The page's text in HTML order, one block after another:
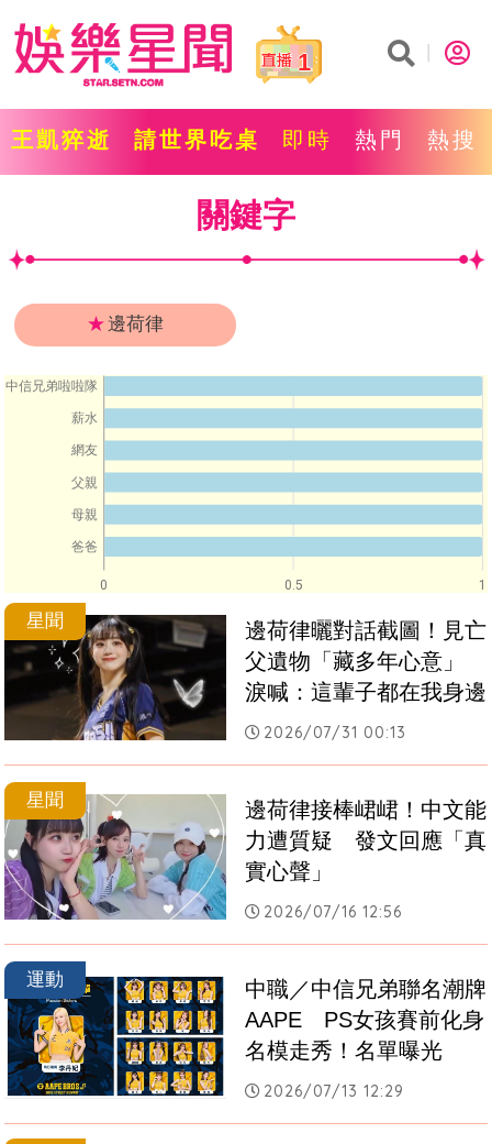
1
王凱猝逝 請世界吃桌 即時 熱門 熱搜
關鍵字
★邊荷律
0 0.5 1
中信兄弟啦啦隊
薪水
網友
父親
母親
爸爸
星聞
邊荷律曬對話截圖！見亡
父遺物「藏多年心意」
淚喊：這輩子都在我身邊
2026/07/31 00:13
星聞
邊荷律接棒峮峮！中文能
力遭質疑　發文回應「真
實心聲」
2026/07/16 12:56
運動
中職／中信兄弟聯名潮牌
AAPE　PS女孩賽前化身
名模走秀！名單曝光
2026/07/13 12:29